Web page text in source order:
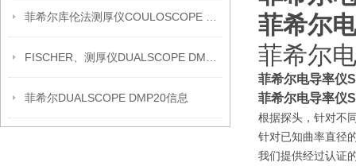
菲希尔DUALSCOPE DMP20信息
菲希尔
菲希尔
菲希尔电导率仪
菲希尔电导率仪
根据探头，针对不
针对已知曲率直径
我们提供经过认证